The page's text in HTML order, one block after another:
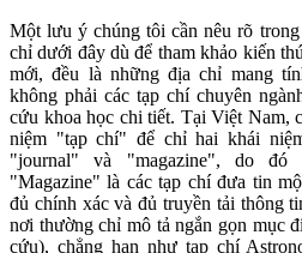
Một lưu ý chúng tôi cần nêu rõ
chỉ dưới đây dù để tham khảo kiến
mới, đều là những địa chỉ mang
không phải các tạp chí chuyên
cứu khoa học chi tiết. Tại Việt Nam,
niệm "tạp chí" để chỉ hai khái
"journal" và "magazine", do
"Magazine" là các tạp chí đưa tin
đủ chính xác và đủ truyền tải thông
nơi thường chỉ mô tả ngắn gọn mục
cứu), chẳng hạn như tạp chí